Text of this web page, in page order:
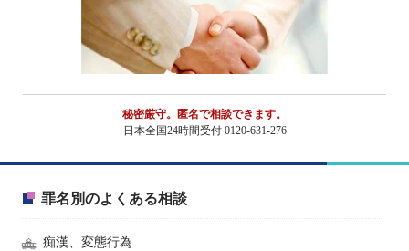
秘密厳守。匿名で相談できます。
日本全国24時間受付 0120-631-276
罪名別のよくある相談
痴漢、変態行為